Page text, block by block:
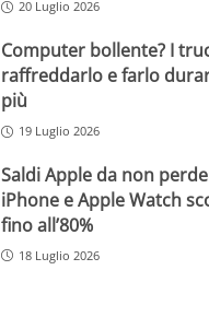
20 Luglio 2026
Computer bollente? I
raffreddarlo e farlo
più
19 Luglio 2026
Saldi Apple da non
iPhone e Apple Watch
fino all’80%
18 Luglio 2026